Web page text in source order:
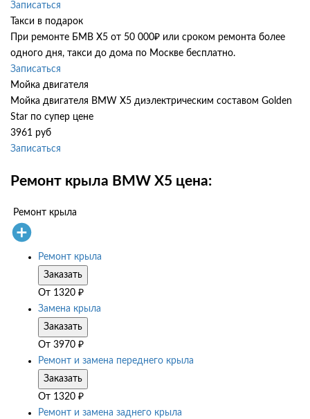
Записаться
Такси в подарок
При ремонте БМВ Х5 от 50 000₽ или сроком ремонта более
одного дня, такси до дома по Москве бесплатно.
Записаться
Мойка двигателя
Мойка двигателя BMW X5 диэлектрическим составом Golden
Star по супер цене
3961 руб
Записаться
Ремонт крыла BMW X5 цена:
Ремонт крыла
Ремонт крыла
Заказать
От 1320 ₽
Замена крыла
Заказать
От 3970 ₽
Ремонт и замена переднего крыла
Заказать
От 1320 ₽
Ремонт и замена заднего крыла